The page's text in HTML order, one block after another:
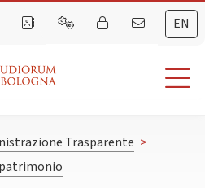
EN
Trasparente >